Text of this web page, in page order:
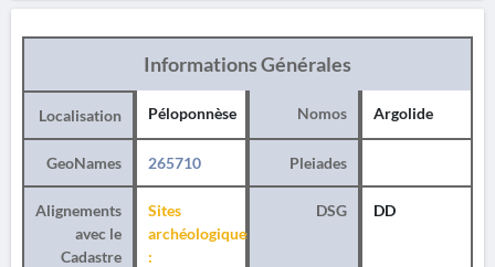
Informations Générales
Localisation Péloponnèse Nomos Argolide
GeoNames 265710 Pleiades
Alignements
avec le
Cadastre
Sites
archéologiques
:
DSG DD